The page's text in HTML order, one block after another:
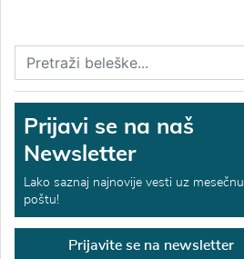
Prijavi se na naš
Newsletter
Lako saznaj najnovije vesti uz mesečnu
poštu!
Prijavite se na newsletter